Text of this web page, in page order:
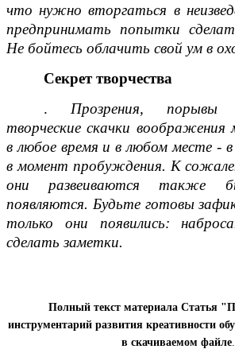
что нужно вторгаться в
предпринимать попытки
Не бойтесь облачить свой ум в
Секрет творчества
. Прозрения, порывы
творческие скачки воображения
в любое время и в любом месте - в
в момент пробуждения. К
они развеиваются также
появляются. Будьте готовы
только они появились:
сделать заметки.
Полный текст материала Статья
инструментарий развития креативности
в скачиваемом файле.